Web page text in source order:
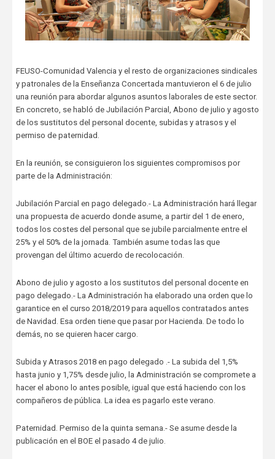
FEUSO-Comunidad Valencia y el resto de organizaciones sindicales
y patronales de la Enseñanza Concertada mantuvieron el 6 de julio
una reunión para abordar algunos asuntos laborales de este sector.
En concreto, se habló de Jubilación Parcial, Abono de julio y agosto
de los sustitutos del personal docente, subidas y atrasos y el
permiso de paternidad.
En la reunión, se consiguieron los siguientes compromisos por
parte de la Administración:
Jubilación Parcial en pago delegado.- La Administración hará llegar
una propuesta de acuerdo donde asume, a partir del 1 de enero,
todos los costes del personal que se jubile parcialmente entre el
25% y el 50% de la jornada. También asume todas las que
provengan del último acuerdo de recolocación.
Abono de julio y agosto a los sustitutos del personal docente en
pago delegado.- La Administración ha elaborado una orden que lo
garantice en el curso 2018/2019 para aquellos contratados antes
de Navidad. Esa orden tiene que pasar por Hacienda. De todo lo
demás, no se quieren hacer cargo.
Subida y Atrasos 2018 en pago delegado .- La subida del 1,5%
hasta junio y 1,75% desde julio, la Administración se compromete a
hacer el abono lo antes posible, igual que está haciendo con los
compañeros de pública. La idea es pagarlo este verano.
Paternidad. Permiso de la quinta semana.- Se asume desde la
publicación en el BOE el pasado 4 de julio.